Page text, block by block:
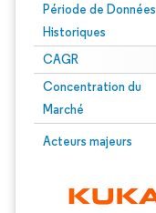
Période de Données
Historiques
CAGR
Concentration du
Marché
Acteurs majeurs